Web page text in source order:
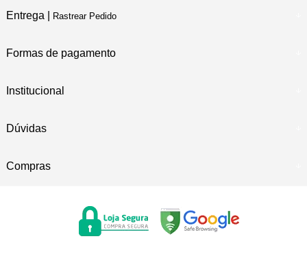
Entrega | Rastrear Pedido
Formas de pagamento
Institucional
Dúvidas
Compras